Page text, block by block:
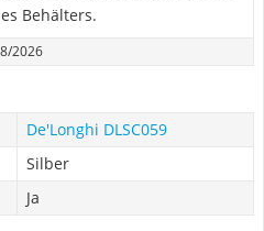
Behälters.
2026
De'Longhi DLSC059
Silber
Ja